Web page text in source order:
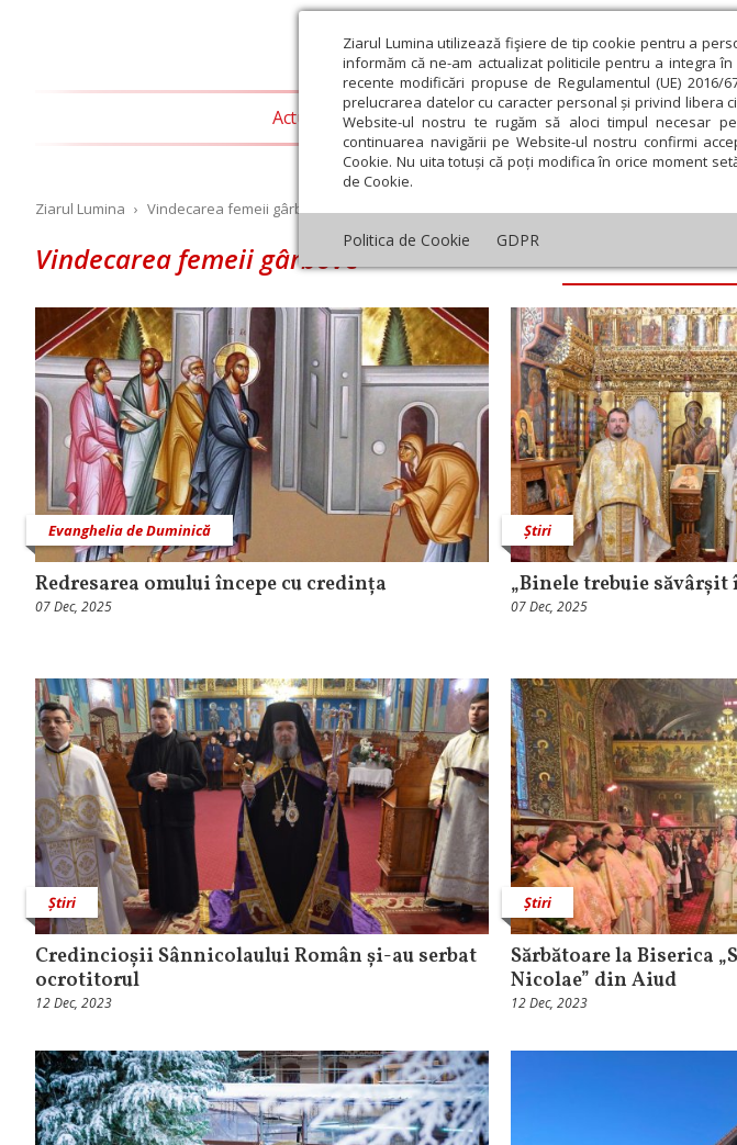
Ziarul Lumina utilizează fişiere de tip cookie pentru a
informăm că ne-am actualizat politicile pentru a integra
recente modificări propuse de Regulamentul (UE)
prelucrarea datelor cu caracter personal și privind libera
Website-ul nostru te rugăm să aloci timpul necesar
continuarea navigării pe Website-ul nostru confirmi
Cookie. Nu uita totuși că poți modifica în orice moment
de Cookie.
Politica de Cookie GDPR
Actualitate religioasă Teologie și spiritualitate
Ziarul Lumina › Vindecarea femeii gârbove
Vindecarea femeii gârbove
Evanghelia de Duminică
Redresarea omului începe cu credința
07 Dec, 2025
Știri
„Binele trebuie săvârșit
07 Dec, 2025
Știri
Credincioșii Sânnicolaului Român și-au serbat
ocrotitorul
12 Dec, 2023
Știri
Sărbătoare la Biserica
Nicolae” din Aiud
12 Dec, 2023